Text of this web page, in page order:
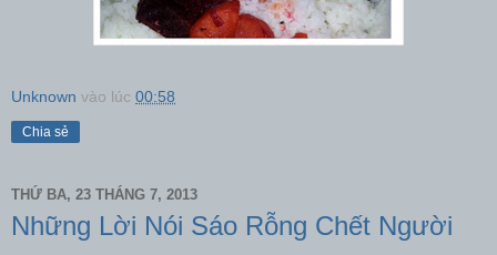
Unknown vào lúc 00:58
Chia sẻ
THỨ BA, 23 THÁNG 7, 2013
Những Lời Nói Sáo Rỗng Chết Người